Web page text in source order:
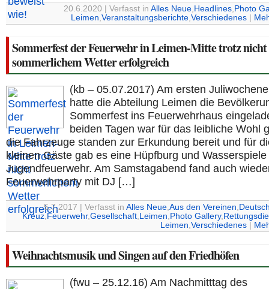
20.6.2020 | Verfasst in Alles Neue, Headlines, Photo
Leimen,Veranstaltungsberichte,Verschiedenes
Sommerfest der Feuerwehr in Leimen-Mitte trotz nicht
sommerlichem Wetter erfolgreich
(kb – 05.07.2017) Am ersten
hatte die Abteilung Leimen die
Sommerfest ins Feuerwehrhaus
beiden Tagen war für das leibliche Wohl
die Fahrzeuge standen zur Erkundung bereit und für
kleinen Gäste gab es eine Hüpfburg und
Jugendfeuerwehr. Am Samstagabend fand auch
Feuerwehrparty mit DJ […]
5.7.2017 | Verfasst in Alles Neue,Aus den Vereinen,
Kreuz, Feuerwehr,Gesellschaft, Leimen, Photo Gallery,
Leimen,Verschiedenes
Weihnachtsmusik und Singen auf den Friedhöfen
(fwu – 25.12.16) Am Nachmitttag des